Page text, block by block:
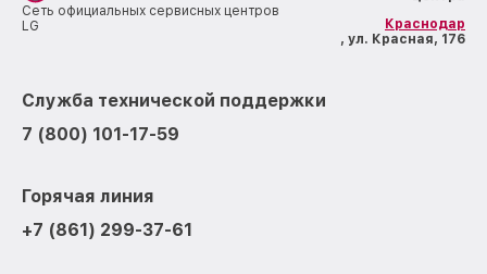
Сеть официальных сервисных центров
LG
Краснодар
, ул. Красная, 176
Служба технической поддержки
7 (800) 101-17-59
Горячая линия
+7 (861) 299-37-61